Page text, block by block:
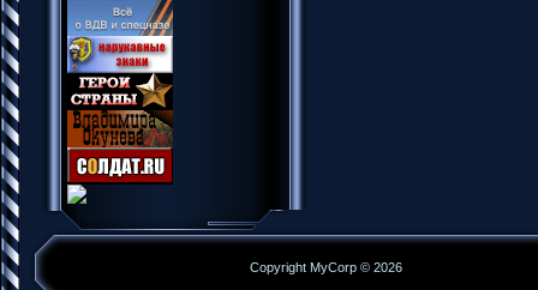
Copyright MyCorp © 2026